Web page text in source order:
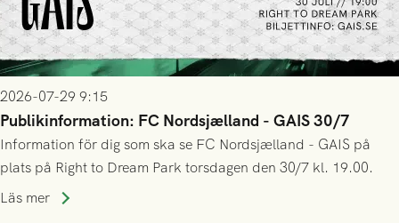
2026-07-29 9:15
Publikinformation: FC Nordsjælland - GAIS 30/7
Information för dig som ska se FC Nordsjælland - GAIS på
plats på Right to Dream Park torsdagen den 30/7 kl. 19.00.
Läs mer